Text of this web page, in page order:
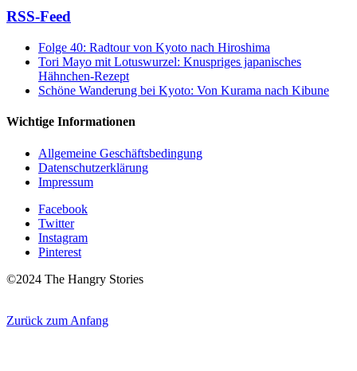
RSS-Feed
Folge 40: Radtour von Kyoto nach Hiroshima
Tori Mayo mit Lotuswurzel: Knuspriges japanisches
Hähnchen-Rezept
Schöne Wanderung bei Kyoto: Von Kurama nach Kibune
Wichtige Informationen
Allgemeine Geschäftsbedingung
Datenschutzerklärung
Impressum
Facebook
Twitter
Instagram
Pinterest
©2024 The Hangry Stories
Zurück zum Anfang